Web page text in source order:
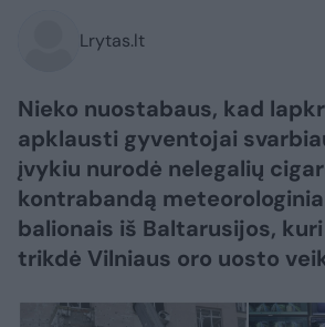
Lrytas.lt
Nieko nuostabaus, kad
apklausti gyventojai
įvykiu nurodė nelegalių
kontrabandą
balionais iš Baltarusijos,
trikdė Vilniaus oro uosto